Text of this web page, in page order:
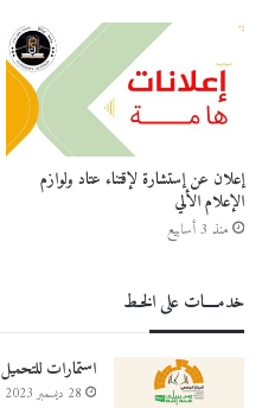
إعلان عن إستشارة لإقتناء عتاد ولوازم
الإعلام الألي
منذ 3 أسابيع
خدمــــات على الخـط
استمارات للتحميل
28 ديسمبر 2023